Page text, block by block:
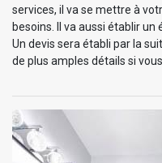
services, il va se mettre à
besoins. Il va aussi établir un
Un devis sera établi par la
de plus amples détails si